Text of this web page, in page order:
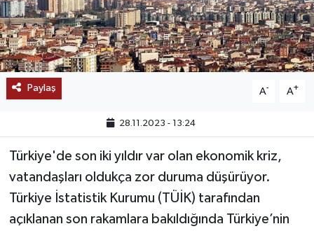
Paylaş A- A+
28.11.2023 - 13:24
Türkiye'de son iki yıldır var olan ekonomik kriz,
vatandaşları oldukça zor duruma düşürüyor.
Türkiye İstatistik Kurumu (TÜİK) tarafından
açıklanan son rakamlara bakıldığında Türkiye’nin
EĞİTİM
BÖLGE
KEŞFET
DÜNYA
TREND